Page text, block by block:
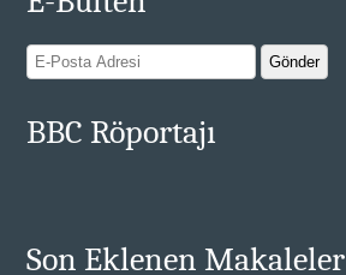
BBC Röportajı
Son Eklenen Makaleler